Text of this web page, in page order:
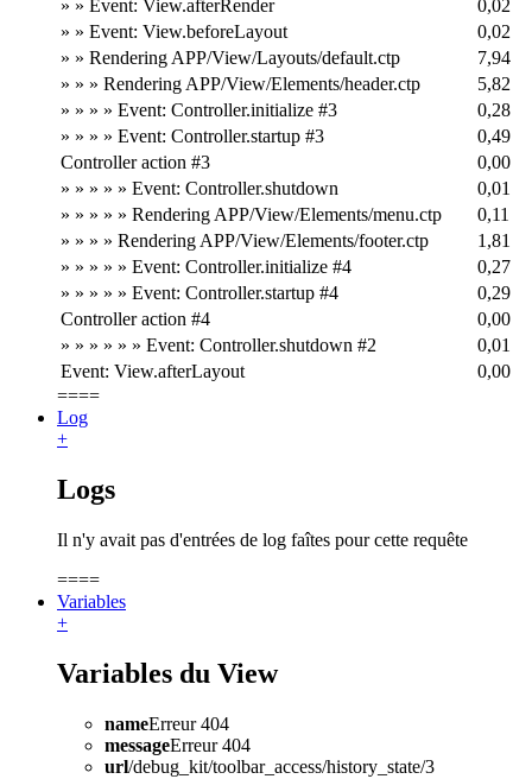
» » Event: View.afterRender
0,02
» » Event: View.beforeLayout
0,02
» » Rendering APP/View/Layouts/default.ctp
7,94
» » » Rendering APP/View/Elements/header.ctp
5,82
» » » » Event: Controller.initialize #3
0,28
» » » » Event: Controller.startup #3
0,49
Controller action #3
0,00
» » » » » Event: Controller.shutdown
0,01
» » » » » Rendering APP/View/Elements/menu.ctp
0,11
» » » » Rendering APP/View/Elements/footer.ctp
1,81
» » » » » Event: Controller.initialize #4
0,27
» » » » » Event: Controller.startup #4
0,29
Controller action #4
0,00
» » » » » » Event: Controller.shutdown #2
0,01
Event: View.afterLayout
0,00
====
Log
+
Logs
Il n'y avait pas d'entrées de log faîtes pour cette requête
====
Variables
+
Variables du View
nameErreur 404
messageErreur 404
url/debug_kit/toolbar_access/history_state/3